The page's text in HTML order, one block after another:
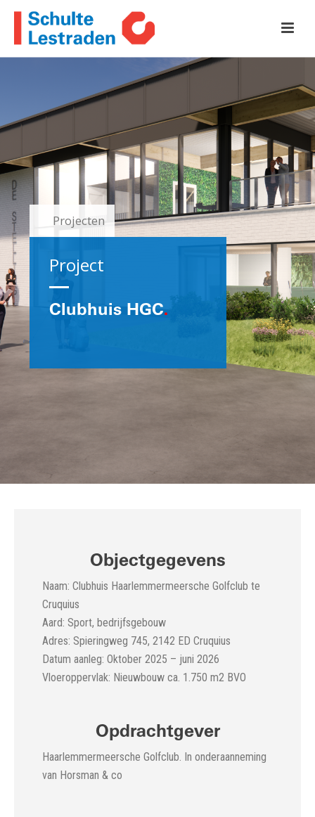
Projecten
Clubhuis HGC.
Project
Objectgegevens
Naam: Clubhuis Haarlemmermeersche Golfclub te
Cruquius
Aard: Sport, bedrijfsgebouw
Adres: Spieringweg 745, 2142 ED Cruquius
Datum aanleg: Oktober 2025 – juni 2026
Vloeroppervlak: Nieuwbouw ca. 1.750 m2 BVO
Opdrachtgever
Haarlemmermeersche Golfclub. In onderaanneming
van Horsman & co